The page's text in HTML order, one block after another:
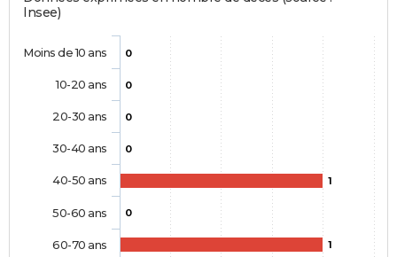
Insee)
0
0
0
0
1
0
1
Moins de 10 ans
10-20 ans
20-30 ans
30-40 ans
40-50 ans
50-60 ans
60-70 ans